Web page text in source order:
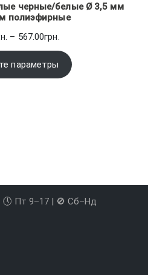
черные/белые Ø 3,5 мм
полиэфирные
– 567.00грн.
цен:
162.00грн.
–
параметры
🕔 Пт 9–17 | 🚫 Сб–Нд